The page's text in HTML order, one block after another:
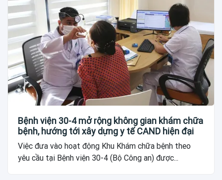
Bệnh viện 30-4 mở rộng không gian khám chữa
bệnh, hướng tới xây dựng y tế CAND hiện đại
Việc đưa vào hoạt động Khu Khám chữa bệnh theo
yêu cầu tại Bệnh viện 30-4 (Bộ Công an) được...